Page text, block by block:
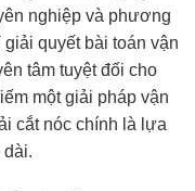
nghiệp và phương
quyết bài toán vận
tâm tuyệt đối cho
một giải pháp vận
cắt nóc chính là lựa
dài.